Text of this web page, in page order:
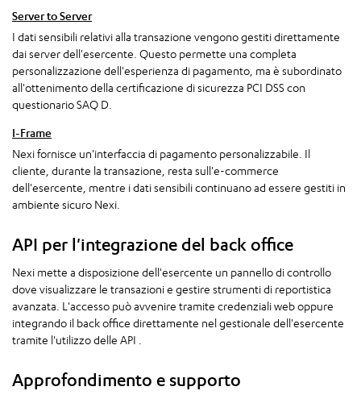
Server to Server
I dati sensibili relativi alla transazione vengono gestiti direttamente
dai server dell'esercente. Questo permette una completa
personalizzazione dell'esperienza di pagamento, ma è subordinato
all'ottenimento della certificazione di sicurezza PCI DSS con
questionario SAQ D.
I-Frame
Nexi fornisce un'interfaccia di pagamento personalizzabile. Il
cliente, durante la transazione, resta sull'e-commerce
dell'esercente, mentre i dati sensibili continuano ad essere gestiti in
ambiente sicuro Nexi.
API per l'integrazione del back office
Nexi mette a disposizione dell'esercente un pannello di controllo
dove visualizzare le transazioni e gestire strumenti di reportistica
avanzata. L'accesso può avvenire tramite credenziali web oppure
integrando il back office direttamente nel gestionale dell'esercente
tramite l'utilizzo delle API .
Approfondimento e supporto